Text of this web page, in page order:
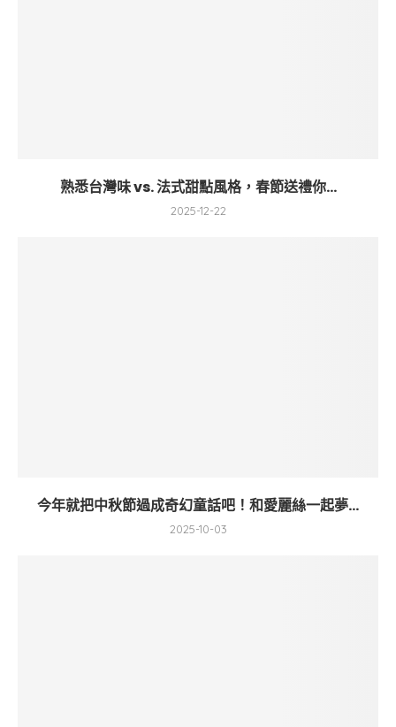
熟悉台灣味 vs. 法式甜點風格，春節送禮你...
2025-12-22
今年就把中秋節過成奇幻童話吧！和愛麗絲一起夢...
2025-10-03